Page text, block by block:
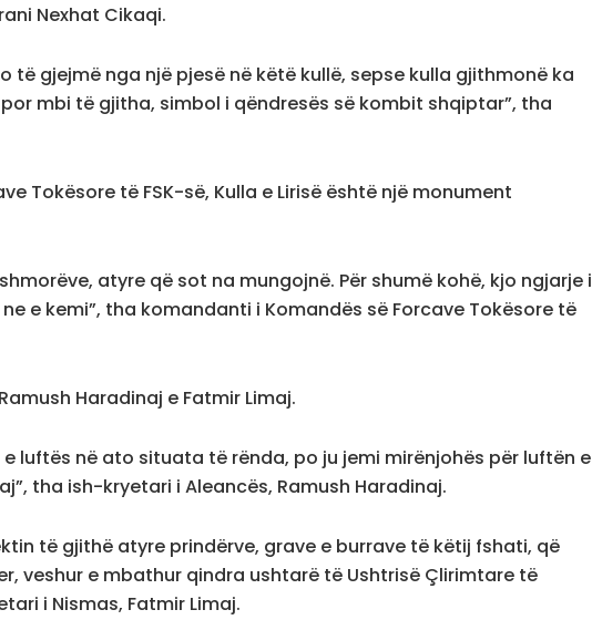
Nexhat Cikaqi.
të gjejmë nga një pjesë në këtë kullë, sepse kulla gjithmonë ka
mbi të gjitha, simbol i qëndresës së kombit shqiptar”, tha
Tokësore të FSK-së, Kulla e Lirisë është një monument
atyre që sot na mungojnë. Për shumë kohë, kjo ngjarje i
e kemi”, tha komandanti i Komandës së Forcave Tokësore të
Haradinaj e Fatmir Limaj.
luftës në ato situata të rënda, po ju jemi mirënjohës për luftën e
tha ish-kryetari i Aleancës, Ramush Haradinaj.
të gjithë atyre prindërve, grave e burrave të këtij fshati, që
veshur e mbathur qindra ushtarë të Ushtrisë Çlirimtare të
i Nismas, Fatmir Limaj.